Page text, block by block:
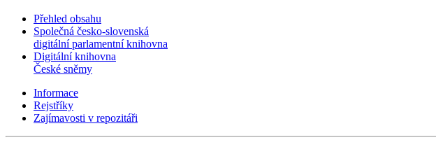
Přehled obsahu
Společná česko-slovenská
digitální parlamentní knihovna
Digitální knihovna
České sněmy
Informace
Rejstříky
Zajímavosti v repozitáři